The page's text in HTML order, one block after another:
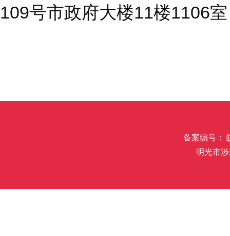
109号市政府大楼11楼1106
备案编号：
明光市